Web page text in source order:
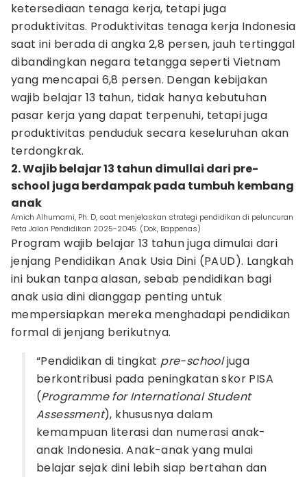
ketersediaan tenaga kerja, tetapi juga
produktivitas. Produktivitas tenaga kerja Indonesia
saat ini berada di angka 2,8 persen, jauh tertinggal
dibandingkan negara tetangga seperti Vietnam
yang mencapai 6,8 persen. Dengan kebijakan
wajib belajar 13 tahun, tidak hanya kebutuhan
pasar kerja yang dapat terpenuhi, tetapi juga
produktivitas penduduk secara keseluruhan akan
terdongkrak.
2. Wajib belajar 13 tahun dimullai dari pre-
school juga berdampak pada tumbuh kembang
anak
Amich Alhumami, Ph. D, saat menjelaskan strategi pendidikan di peluncuran
Peta Jalan Pendidikan 2025-2045. (Dok, Bappenas)
Program wajib belajar 13 tahun juga dimulai dari
jenjang Pendidikan Anak Usia Dini (PAUD). Langkah
ini bukan tanpa alasan, sebab pendidikan bagi
anak usia dini dianggap penting untuk
mempersiapkan mereka menghadapi pendidikan
formal di jenjang berikutnya.
“Pendidikan di tingkat pre-schooljuga
berkontribusi pada peningkatan skor PISA
(Programme for International Student
Assessment), khususnya dalam
kemampuan literasi dan numerasi anak-
anak Indonesia. Anak-anak yang mulai
belajar sejak dini lebih siap bertahan dan